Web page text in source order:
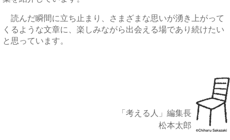
読んだ瞬間に立ち止まり、さまざまな思いが湧き上がって
くるような文章に、楽しみながら出会える場であり続けたい
と思っています。
「考える人」編集長
松本太郎